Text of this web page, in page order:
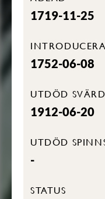
1719-11-25
1752-06-08
UTDÖD
1912-06-20
UTDÖD
-
STATUS